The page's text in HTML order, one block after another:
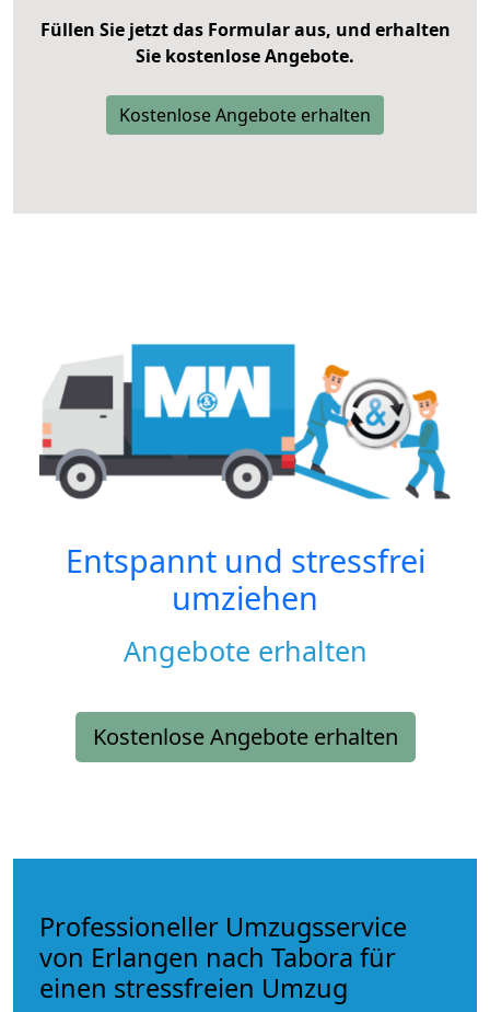
Füllen Sie jetzt das Formular aus, und erhalten
Sie kostenlose Angebote.
Kostenlose Angebote erhalten
Entspannt und stressfrei
umziehen
Angebote erhalten
Kostenlose Angebote erhalten
Professioneller Umzugsservice
von Erlangen nach Tabora für
einen stressfreien Umzug